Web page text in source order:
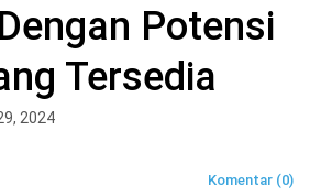
Potensi
Tersedia
2024
Komentar (0)